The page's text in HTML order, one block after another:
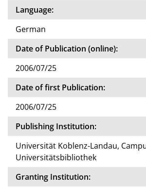
Language:
German
Date of Publication (online):
2006/07/25
Date of first Publication:
2006/07/25
Publishing Institution:
Universität Koblenz-Landau,
Universitätsbibliothek
Granting Institution: